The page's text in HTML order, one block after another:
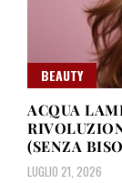
BEAUTY
ACQUA
(SENZA
LUGLIO 21, 2026